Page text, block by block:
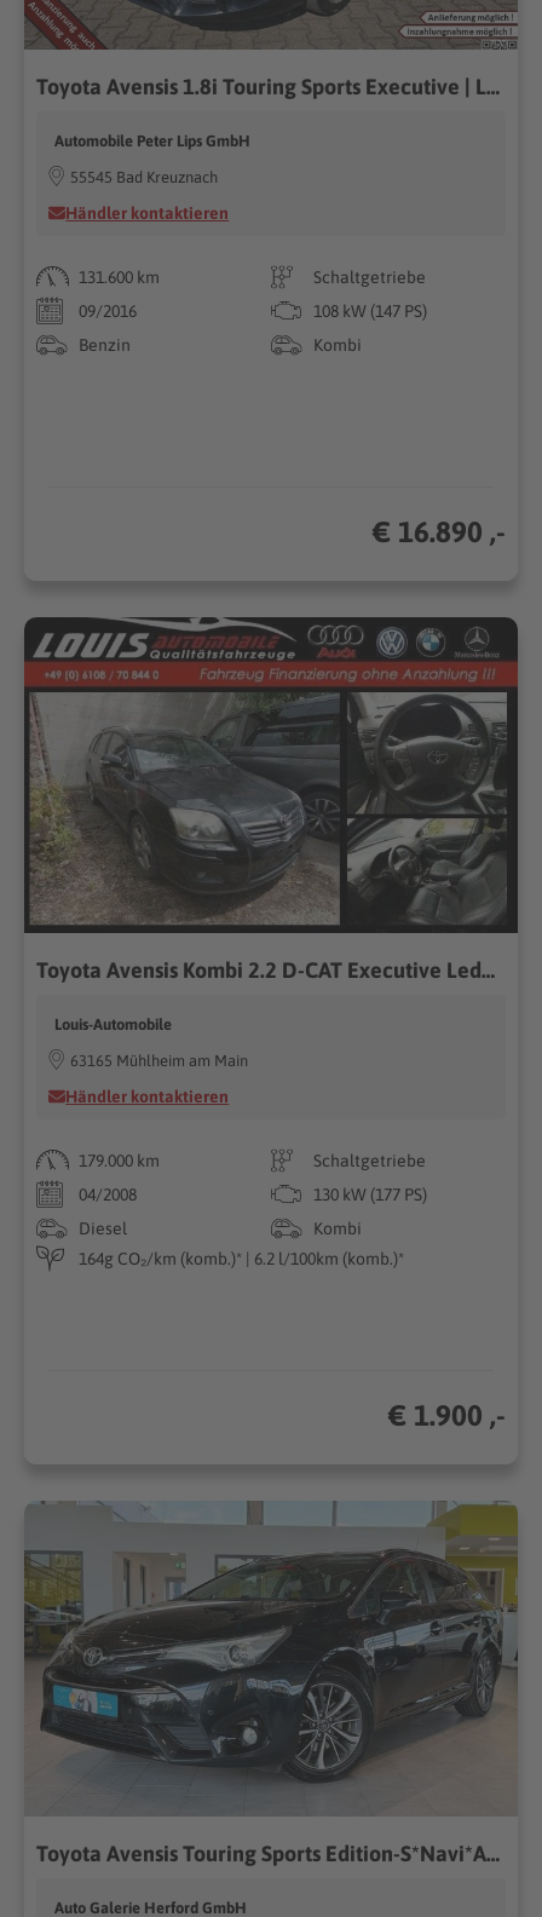
Toyota Avensis 1.8i Touring Sports Executive | Leder |
Automobile Peter Lips GmbH
55545 Bad Kreuznach
Händler kontaktieren
131.600 km
Schaltgetriebe
09/2016
108 kW (147 PS)
Benzin
Kombi
€ 16.890 ,-
Toyota Avensis Kombi 2.2 D-CAT Executive Ledeer/Navi
Louis-Automobile
63165 Mühlheim am Main
Händler kontaktieren
179.000 km
Schaltgetriebe
04/2008
130 kW (177 PS)
Diesel
Kombi
164g CO₂/km (komb.)* | 6.2 l/100km (komb.)*
€ 1.900 ,-
Toyota Avensis Touring Sports Edition-S*Navi*Alcantara*
Auto Galerie Herford GmbH